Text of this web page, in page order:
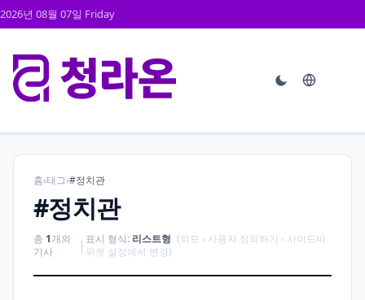
2026년 08월 07일 Friday
홈›태그›#정치관
#정치관
총 1개의
기사
| 표시 형식: 리스트형 (외모 › 사용자 정의하기 › 사이드바
위젯 설정에서 변경)